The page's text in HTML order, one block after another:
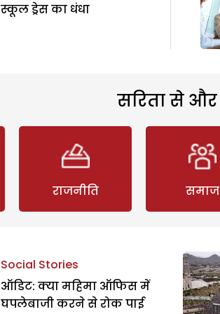
स्कूल ड्रेस का धंधा
सरिता से और
राजनीति समाज
Social Stories
ऑडिट: क्या महिमा ऑफिस में
घपलेबाजी करने से रोक पाई